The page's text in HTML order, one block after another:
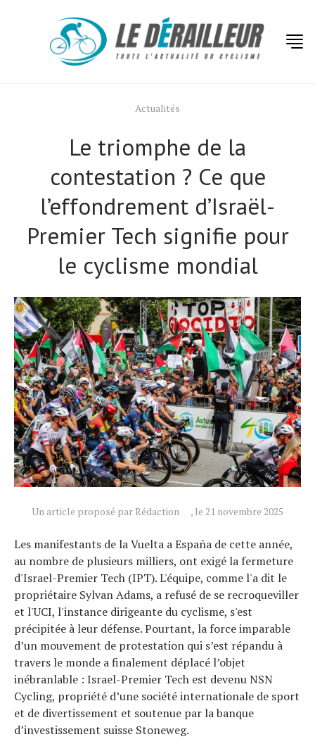
Actualités
Le triomphe de la
contestation ? Ce que
l’effondrement d’Israël-
Premier Tech signifie pour
le cyclisme mondial
Un article proposé par Rédaction , le 21 novembre 2025
Les manifestants de la Vuelta a España de cette année,
au nombre de plusieurs milliers, ont exigé la fermeture
d'Israel-Premier Tech (IPT). L'équipe, comme l'a dit le
propriétaire Sylvan Adams, a refusé de se recroqueviller
et l'UCI, l'instance dirigeante du cyclisme, s'est
précipitée à leur défense. Pourtant, la force imparable
d’un mouvement de protestation qui s’est répandu à
travers le monde a finalement déplacé l’objet
inébranlable : Israel-Premier Tech est devenu NSN
Cycling, propriété d’une société internationale de sport
et de divertissement et soutenue par la banque
d’investissement suisse Stoneweg.